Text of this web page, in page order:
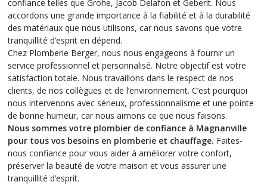
confiance telles que Grohe, Jacob Delafon et Geberit. Nous
accordons une grande importance à la fiabilité et à la durabilité
des matériaux que nous utilisons, car nous savons que votre
tranquillité d’esprit en dépend.
Chez Plomberie Berger, nous nous engageons à fournir un
service professionnel et personnalisé. Notre objectif est votre
satisfaction totale. Nous travaillons dans le respect de nos
clients, de nos collègues et de l’environnement. C’est pourquoi
nous intervenons avec sérieux, professionnalisme et une pointe
de bonne humeur, car nous aimons ce que nous faisons.
Nous sommes votre plombier de confiance à Magnanville
pour tous vos besoins en plomberie et chauffage. Faites-
nous confiance pour vous aider à améliorer votre confort,
préserver la beauté de votre maison et vous assurer une
tranquillité d’esprit.